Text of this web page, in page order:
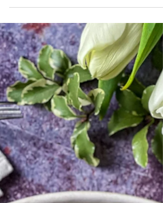
Lasagna croccante, ragù all’aceto
balsamico di Modena Igp e verdure
di stagione